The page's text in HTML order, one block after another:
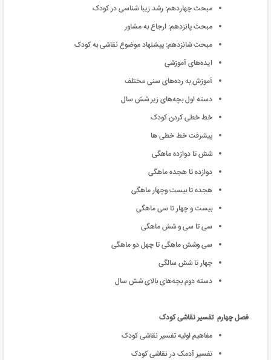
مبحث چهاردهم: رشد زیبا شناسی در کودک
مبحث پانزدهم: ارجاع به مشاور
مبحث شانزدهم: پیشنهاد موضوع نقاشی‌ به کودک
ایده‌‌های آموزشی
آموزش به رده‌‌های سنی مختلف
دسته اول بچه‌‌های زیر شش سال
خط خطی کردن کودک
پیشرفت خط خطی ها
شش تا دوازده ماهگی
دوازده تا هجده ماهگی
هجده تا بیست وچهار ماهگی
بیست و چهار تا سی ماهگی
سی تا سی و شش ماهگی
سی وشش ماهگی تا چهل دو ماهگی
چهار تا شش سالگی
دسته دوم بچه‌‌های بالای شش سال
فصل چهارم تفسیر نقاشی کودک
مفاهیم اولیه تفسیر نقاشی کودک
تفسیر آدمک در نقاشی کودک